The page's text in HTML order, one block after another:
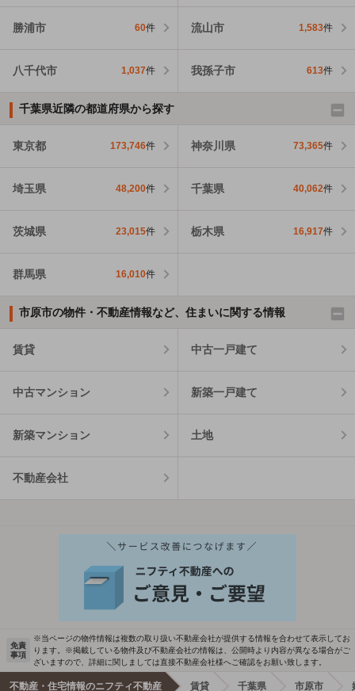
勝浦市 60件 流山市 1,583件
八千代市 1,037件 我孫子市 613件
千葉県近隣の都道府県から探す
東京都 173,746件 神奈川県 73,365件
埼玉県 48,200件 千葉県 40,062件
茨城県 23,015件 栃木県 16,917件
群馬県 16,010件
市原市の物件・不動産情報など、住まいに関する情報
賃貸 中古一戸建て
中古マンション 新築一戸建て
新築マンション 土地
不動産会社
免責
事項
※当ページの物件情報は複数の取り扱い不動産会社が提供する情報を合わせて表示してお
ります。※掲載している物件及び不動産会社の情報は、公開時より内容が異なる場合がご
ざいますので、詳細に関しましては直接不動産会社様へご確認をお願い致します。
不動産・住宅情報のニフティ不動産 賃貸 千葉県 市原市